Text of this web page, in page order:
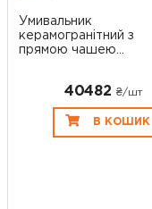
Умивальник
керамогранітний з
прямою чашею
40482 ₴/шт
В КОШИК